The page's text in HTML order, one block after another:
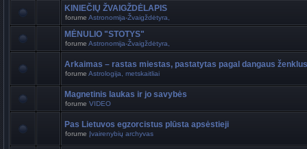
KINIEČIŲ ŽVAIGŽDĖLAPIS
forume Astronomija-Žvaigždėtyra,
MĖNULIO "STOTYS"
forume Astronomija-Žvaigždėtyra,
Arkaimas – rastas miestas, pastatytas pagal dangaus ženklus
forume Astrologija, metskaitliai
Magnetinis laukas ir jo savybės
forume VIDEO
Pas Lietuvos egzorcistus plūsta apsėstieji
forume Įvairenybių archyvas